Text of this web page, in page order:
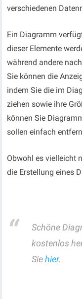
verschiedenen
Ein Diagramm
dieser Elemente
während andere
Sie können die
indem Sie die im
ziehen sowie ihre
können Sie
sollen einfach
Obwohl es vielleicht
die Erstellung eines
Schöne
kostenlos
Siehier.